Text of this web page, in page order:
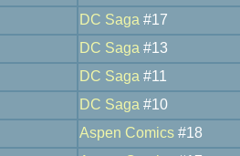
DC Saga #17
DC Saga #13
DC Saga #11
DC Saga #10
Aspen Comics #18